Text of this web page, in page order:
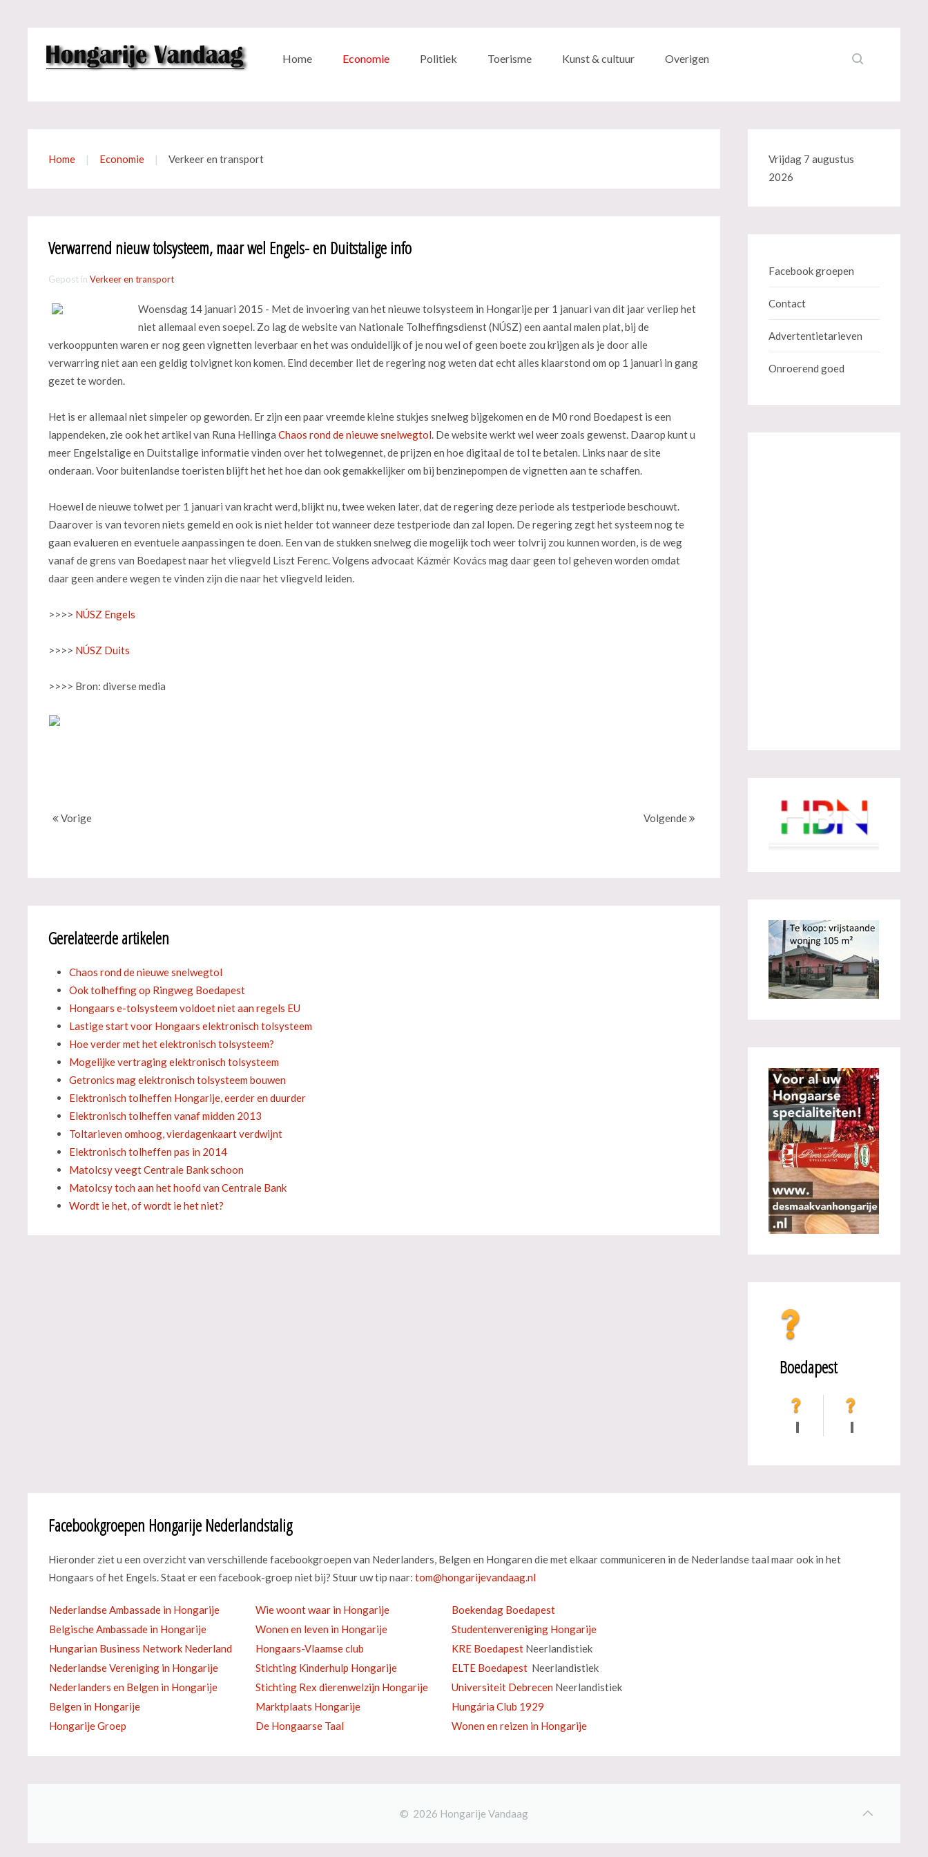
Home Economie Politiek Toerisme Kunst & cultuur Overigen
Home Economie Verkeer en transport
Verwarrend nieuw tolsysteem, maar wel Engels- en Duitstalige info
Gepost in Verkeer en transport
Woensdag 14 januari 2015 - Met de invoering van het nieuwe tolsysteem in Hongarije per 1 januari van dit jaar verliep het
niet allemaal even soepel. Zo lag de website van Nationale Tolheffingsdienst (NÚSZ) een aantal malen plat, bij de
verkooppunten waren er nog geen vignetten leverbaar en het was onduidelijk of je nou wel of geen boete zou krijgen als je door alle
verwarring niet aan een geldig tolvignet kon komen. Eind december liet de regering nog weten dat echt alles klaarstond om op 1 januari in gang
gezet te worden.
Het is er allemaal niet simpeler op geworden. Er zijn een paar vreemde kleine stukjes snelweg bijgekomen en de M0 rond Boedapest is een
lappendeken, zie ook het artikel van Runa Hellinga Chaos rond de nieuwe snelwegtol. De website werkt wel weer zoals gewenst. Daarop kunt u
meer Engelstalige en Duitstalige informatie vinden over het tolwegennet, de prijzen en hoe digitaal de tol te betalen. Links naar de site
onderaan. Voor buitenlandse toeristen blijft het het hoe dan ook gemakkelijker om bij benzinepompen de vignetten aan te schaffen.
Hoewel de nieuwe tolwet per 1 januari van kracht werd, blijkt nu, twee weken later, dat de regering deze periode als testperiode beschouwt.
Daarover is van tevoren niets gemeld en ook is niet helder tot wanneer deze testperiode dan zal lopen. De regering zegt het systeem nog te
gaan evalueren en eventuele aanpassingen te doen. Een van de stukken snelweg die mogelijk toch weer tolvrij zou kunnen worden, is de weg
vanaf de grens van Boedapest naar het vliegveld Liszt Ferenc. Volgens advocaat Kázmér Kovács mag daar geen tol geheven worden omdat
daar geen andere wegen te vinden zijn die naar het vliegveld leiden.
>>>> NÚSZ Engels
>>>> NÚSZ Duits
>>>> Bron: diverse media
Vorige Volgende
Gerelateerde artikelen
Chaos rond de nieuwe snelwegtol
Ook tolheffing op Ringweg Boedapest
Hongaars e-tolsysteem voldoet niet aan regels EU
Lastige start voor Hongaars elektronisch tolsysteem
Hoe verder met het elektronisch tolsysteem?
Mogelijke vertraging elektronisch tolsysteem
Getronics mag elektronisch tolsysteem bouwen
Elektronisch tolheffen Hongarije, eerder en duurder
Elektronisch tolheffen vanaf midden 2013
Toltarieven omhoog, vierdagenkaart verdwijnt
Elektronisch tolheffen pas in 2014
Matolcsy veegt Centrale Bank schoon
Matolcsy toch aan het hoofd van Centrale Bank
Wordt ie het, of wordt ie het niet?
Vrijdag 7 augustus
2026
Facebook groepen
Contact
Advertentietarieven
Onroerend goed
Boedapest
Facebookgroepen Hongarije Nederlandstalig
Hieronder ziet u een overzicht van verschillende facebookgroepen van Nederlanders, Belgen en Hongaren die met elkaar communiceren in de Nederlandse taal maar ook in het
Hongaars of het Engels. Staat er een facebook-groep niet bij? Stuur uw tip naar:
Nederlandse Ambassade in Hongarije Wie woont waar in Hongarije
Boekendag Boedapest
Belgische Ambassade in Hongarije
Wonen en leven in Hongarije
Studentenvereniging Hongarije
Hungarian Business Network Nederland
Hongaars-Vlaamse club KRE Boedapest Neerlandistiek
Nederlandse Vereniging in Hongarije
Stichting Kinderhulp Hongarije ELTE Boedapest Neerlandistiek
Nederlanders en Belgen in Hongarije
Stichting Rex dierenwelzijn Hongarije Universiteit Debrecen Neerlandistiek
Belgen in Hongarije
Marktplaats Hongarije
Hungária Club 1929
Hongarije Groep
De Hongaarse Taal Wonen en reizen in Hongarije
© 2026 Hongarije Vandaag